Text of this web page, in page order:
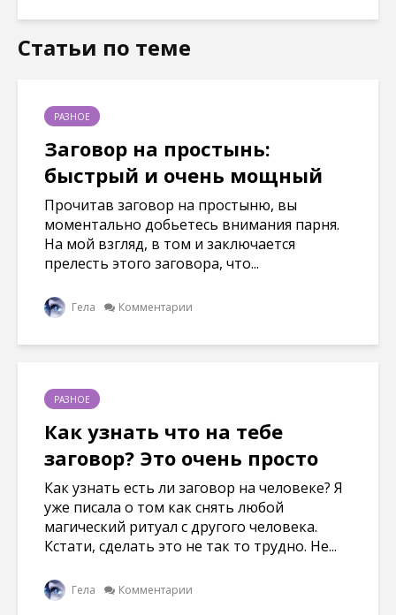
Статьи по теме
РАЗНОЕ
Заговор на простынь:
быстрый и очень мощный
Прочитав заговор на простыню, вы
моментально добьетесь внимания парня.
На мой взгляд, в том и заключается
прелесть этого заговора, что...
Гела Комментарии
РАЗНОЕ
Как узнать что на тебе
заговор? Это очень просто
Как узнать есть ли заговор на человеке? Я
уже писала о том как снять любой
магический ритуал с другого человека.
Кстати, сделать это не так то трудно. Не...
Гела Комментарии